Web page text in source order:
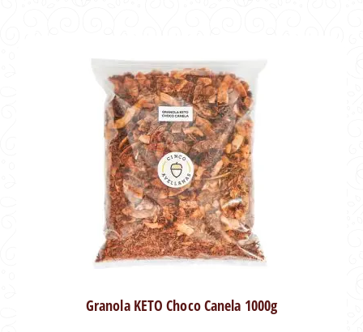
Granola KETO Choco Canela 1000g